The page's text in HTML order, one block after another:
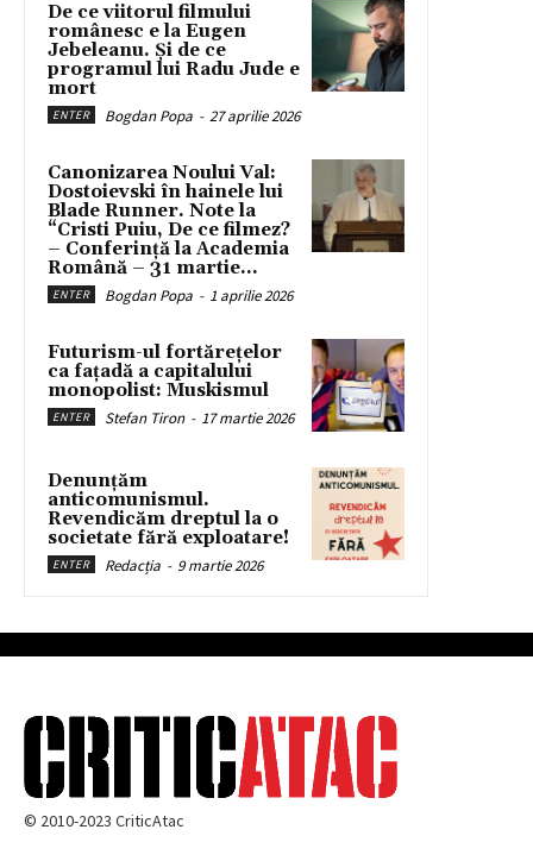
De ce viitorul filmului
românesc e la Eugen
Jebeleanu. Și de ce
programul lui Radu Jude e
mort
ENTER Bogdan Popa - 27 aprilie 2026
Canonizarea Noului Val:
Dostoievski în hainele lui
Blade Runner. Note la
“Cristi Puiu, De ce filmez?
– Conferință la Academia
Română – 31 martie...
ENTER Bogdan Popa - 1 aprilie 2026
Futurism-ul fortărețelor
ca fațadă a capitalului
monopolist: Muskismul
ENTER Stefan Tiron - 17 martie 2026
Denunțăm
anticomunismul.
Revendicăm dreptul la o
societate fără exploatare!
ENTER Redacția - 9 martie 2026
© 2010-2023 CriticAtac